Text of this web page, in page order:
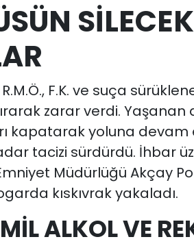
F.K. ve suça
zarar verdi.
kapatarak yoluna
tacizi sürdürdü. İhbar
Müdürlüğü Akçay
kıskıvrak yakaladı.
ALKOL VE